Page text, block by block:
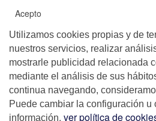
Acepto
Utilizamos cookies propias y de
nuestros servicios, realizar
mostrarle publicidad relacionada
mediante el análisis de sus
continua navegando,
Puede cambiar la configuración u
información, ver política de